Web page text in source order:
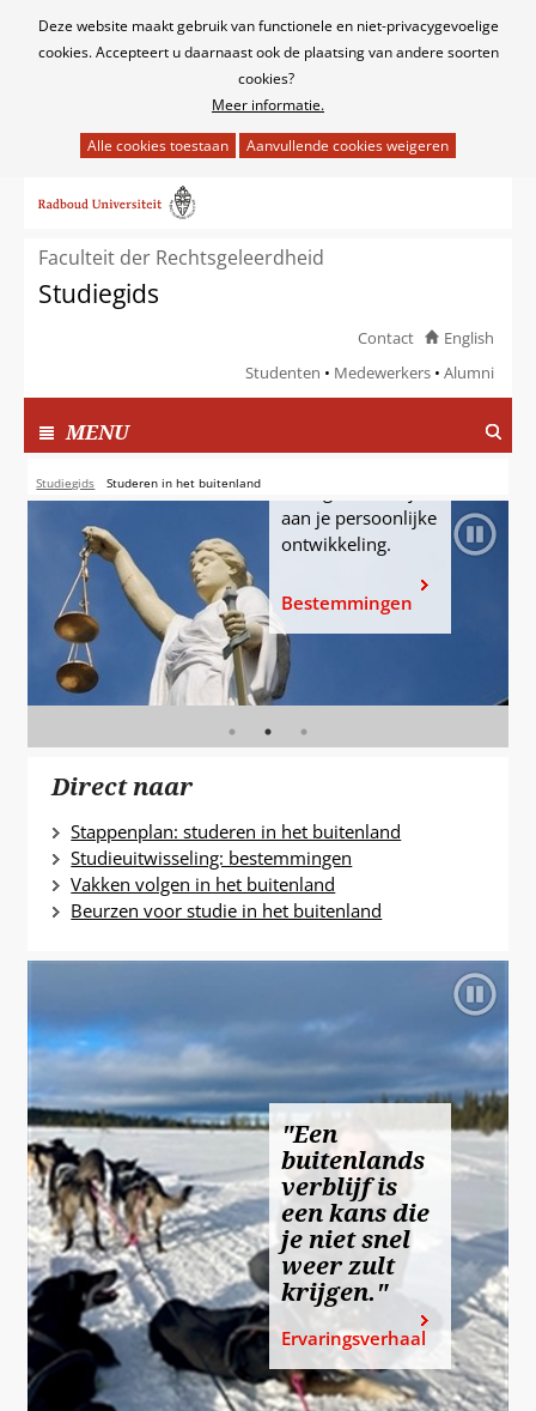
Cookies
Deze website maakt gebruik van functionele en niet-privacygevoelige
cookies. Accepteert u daarnaast ook de plaatsing van andere soorten
cookies?
Meer informatie.
het
van
op
of
naar
inhoudFaculteit der Rechtsgeleerdheid
Studiegids
Contact
English
Studenten
Medewerkers Alumni
MENUI
N
G
E
L
A
P
Studeren
buitenland
Studiegids Studeren in het buitenland
buitenland is een
aan je persoonlijke
ontwikkeling.
Bestemmingen
Direct naar
Stappenplan: studeren in het buitenland
Studieuitwisseling: bestemmingen
Vakken volgen in het buitenland
Beurzen voor studie in het buitenland
"Een
buitenlands
verblijf is
een kans die
je niet snel
weer zult
krijgen."
Ervaringsverhaal